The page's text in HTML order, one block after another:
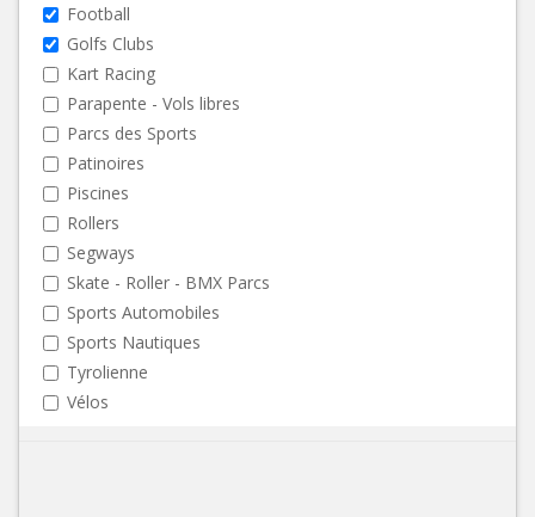
Football
Golfs Clubs
Kart Racing
Parapente - Vols libres
Parcs des Sports
Patinoires
Piscines
Rollers
Segways
Skate - Roller - BMX Parcs
Sports Automobiles
Sports Nautiques
Tyrolienne
Vélos